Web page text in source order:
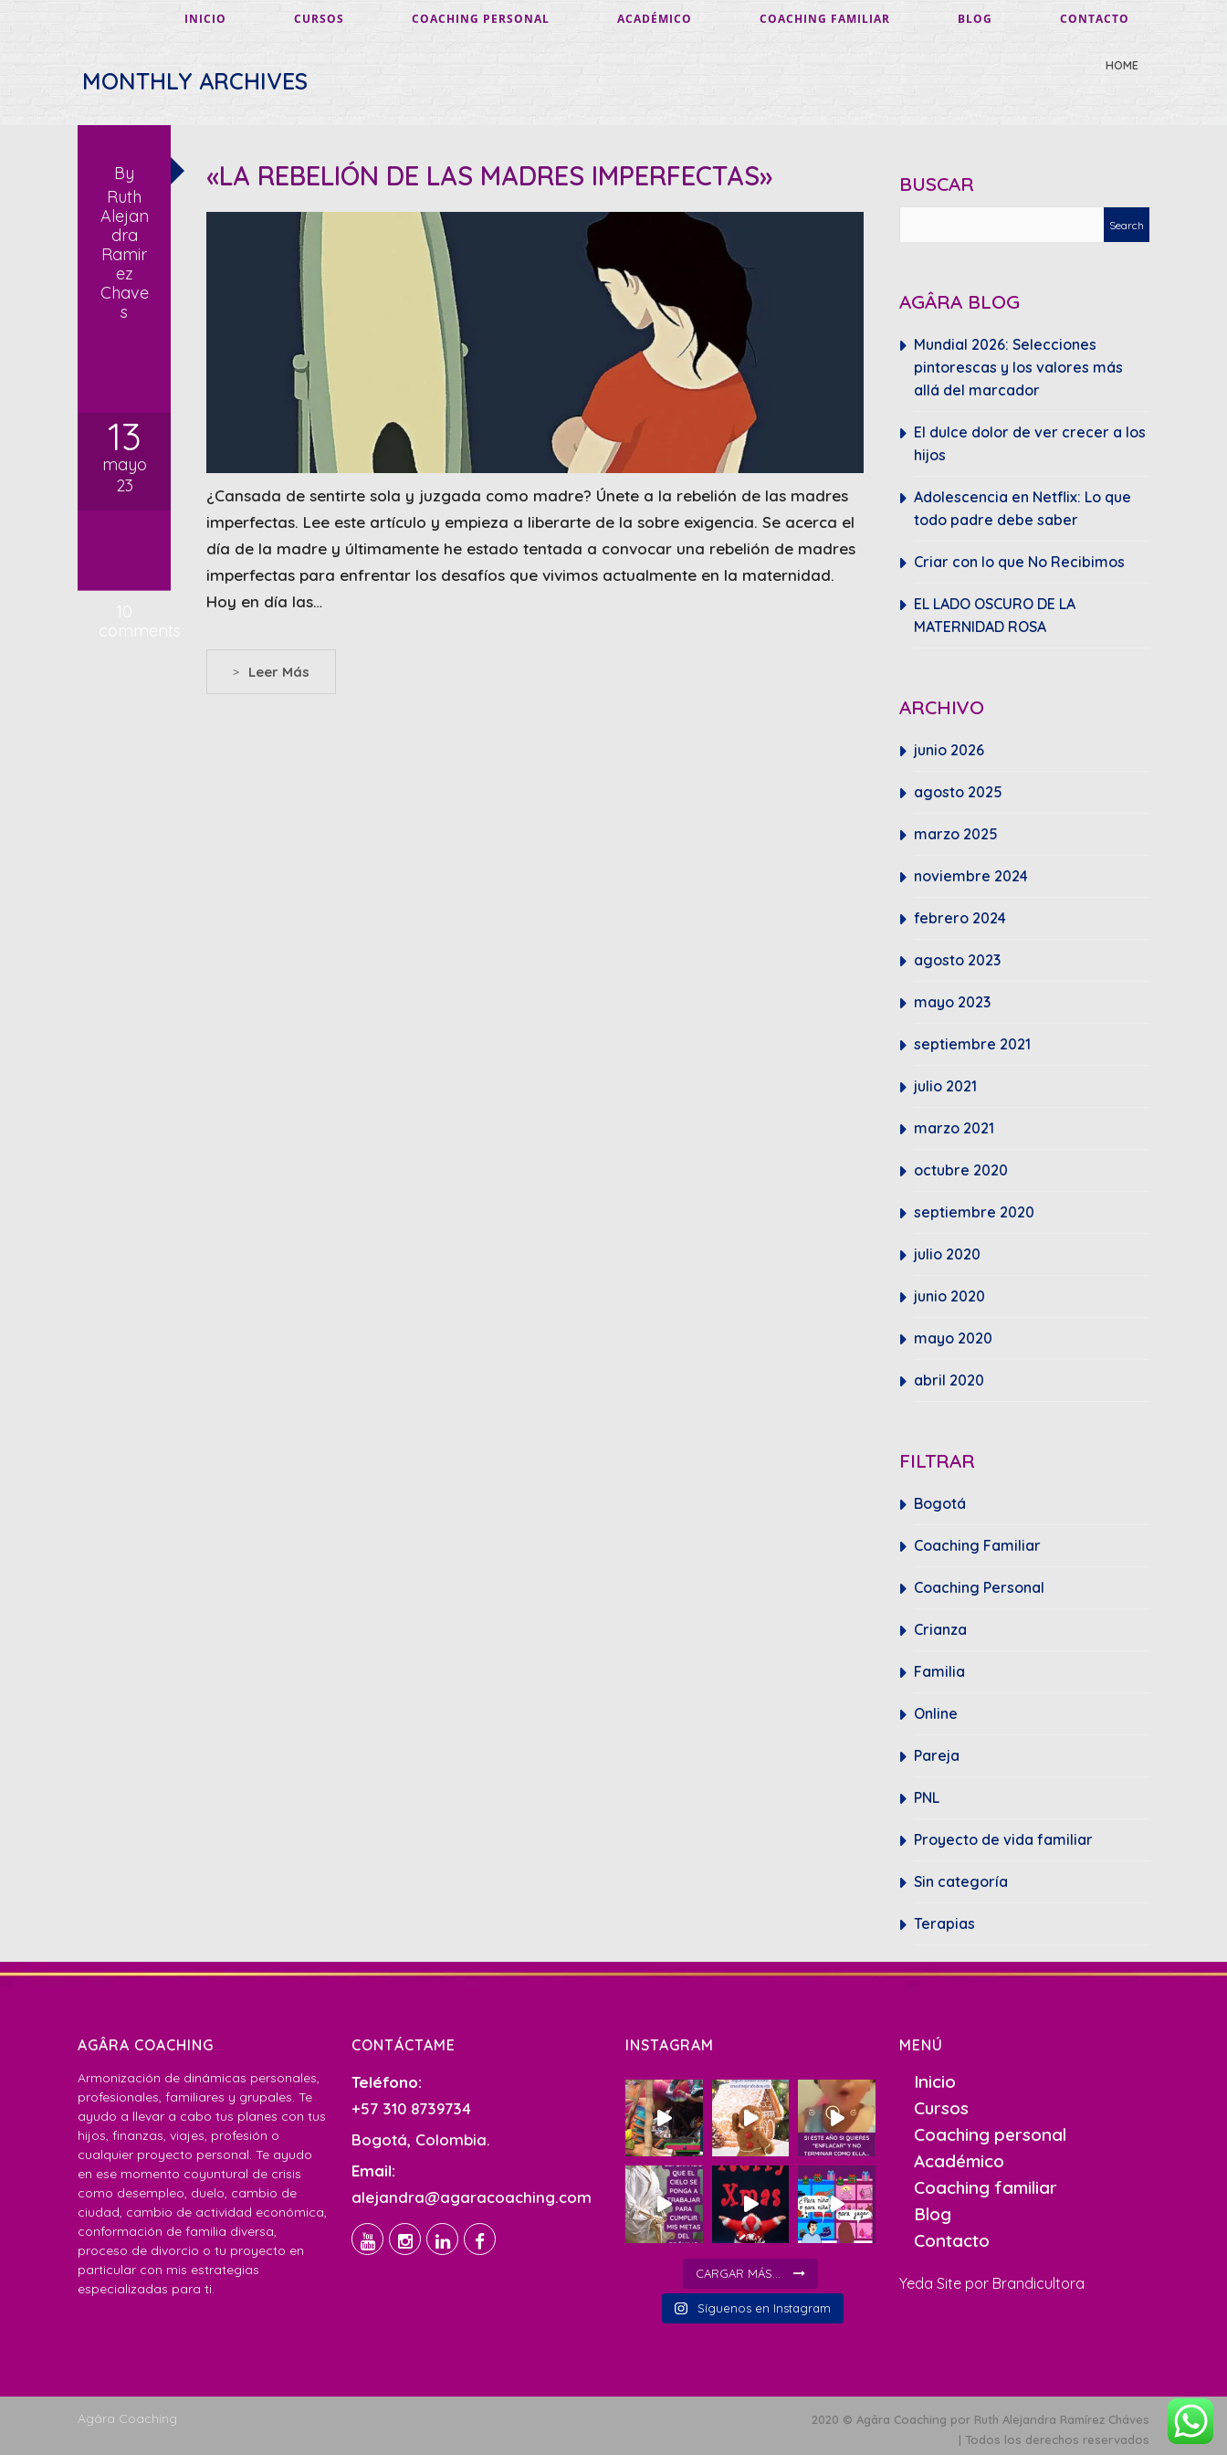
INICIO CURSOS COACHING PERSONAL ACADÉMICO COACHING FAMILIAR BLOG CONTACTO
MONTHLY ARCHIVES
HOME
By
Ruth
Alejan
dra
Ramir
ez
Chave
s
13
mayo
23
«LA REBELIÓN DE LAS MADRES IMPERFECTAS»
¿Cansada de sentirte sola y juzgada como madre? Únete a la rebelión de las madres
imperfectas. Lee este artículo y empieza a liberarte de la sobre exigencia. Se acerca el
día de la madre y últimamente he estado tentada a convocar una rebelión de madres
imperfectas para enfrentar los desafíos que vivimos actualmente en la maternidad.
Hoy en día las…
>
BUSCAR
AGÂRA BLOG
Mundial 2026: Selecciones
pintorescas y los valores más
allá del marcador
El dulce dolor de ver crecer a los
hijos
Adolescencia en Netflix: Lo que
todo padre debe saber
Criar con lo que No Recibimos
EL LADO OSCURO DE LA
MATERNIDAD ROSA
ARCHIVO
junio 2026
agosto 2025
marzo 2025
noviembre 2024
febrero 2024
agosto 2023
mayo 2023
septiembre 2021
julio 2021
marzo 2021
octubre 2020
septiembre 2020
julio 2020
junio 2020
mayo 2020
abril 2020
FILTRAR
Bogotá
Coaching Familiar
Coaching Personal
Crianza
Familia
Online
Pareja
PNL
Proyecto de vida familiar
Sin categoría
Terapias
AGÂRA COACHING
Armonización de dinámicas personales,
profesionales, familiares y grupales. Te
ayudo a llevar a cabo tus planes con tus
hijos, finanzas, viajes, profesión o
cualquier proyecto personal. Te ayudo
en ese momento coyuntural de crisis
como desempleo, duelo, cambio de
ciudad, cambio de actividad económica,
conformación de familia diversa,
proceso de divorcio o tu proyecto en
particular con mis estrategias
especializadas para ti.
CONTÁCTAME
Teléfono:
+57 310 8739734
Bogotá, Colombia.
Email:
alejandra@agaracoaching.com
INSTAGRAM
CARGAR MÁS...
Síguenos en Instagram
MENÚ
Inicio
Cursos
Coaching personal
Académico
Coaching familiar
Blog
Contacto
Yeda Site por Brandicultora
Agâra Coaching
2020 © Agâra Coaching por Ruth Alejandra Ramírez Cháves
| Todos los derechos reservados